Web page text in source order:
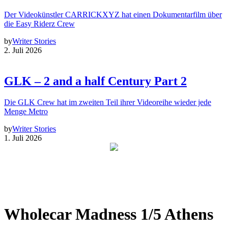
Der Videokünstler CARRICKXYZ hat einen Dokumentarfilm über
die Easy Riderz Crew
byWriter Stories
2. Juli 2026
GLK – 2 and a half Century Part 2
Die GLK Crew hat im zweiten Teil ihrer Videoreihe wieder jede
Menge Metro
byWriter Stories
1. Juli 2026
Wholecar Madness 1/5 Athens